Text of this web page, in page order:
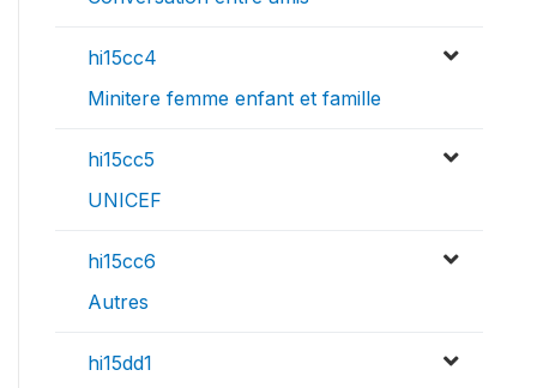
hi15cc4
Minitere femme enfant et famille
hi15cc5
UNICEF
hi15cc6
Autres
hi15dd1